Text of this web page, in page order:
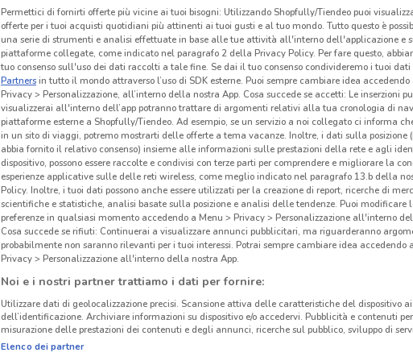
14.4 km
Gli
OBI
13
la
Permettici di fornirti offerte più vicine ai tuoi bisogni: Utilizzando Shopfully/Tiendeo puoi
offerte per i tuoi acquisti quotidiani più attinenti ai tuoi gusti e al tuo mondo. Tutto questo è
una serie di strumenti e analisi effettuate in base alle tue attività all'interno dell'applicazione e
piattaforme collegate, come indicato nel paragrafo 2 della Privacy Policy. Per fare questo,
tuo consenso sull'uso dei dati raccolti a tale fine. Se dai il tuo consenso condivideremo i tuoi dati
Partnersin tutto il mondo attraverso l’uso di SDK esterne. Puoi sempre cambiare idea accedendo
Privacy > Personalizzazione, all’interno della nostra App. Cosa succede se accetti: Le inserzioni
visualizzerai all'interno dell’app potranno trattare di argomenti relativi alla tua cronologia di
piattaforme esterne a Shopfully/Tiendeo. Ad esempio, se un servizio a noi collegato ci informa
in un sito di viaggi, potremo mostrarti delle offerte a tema vacanze. Inoltre, i dati sulla posizione
abbia fornito il relativo consenso) insieme alle informazioni sulle prestazioni della rete e agli
dispositivo, possono essere raccolte e condivisi con terze parti per comprendere e migliorare la
esperienze applicative sulle delle reti wireless, come meglio indicato nel paragrafo 13.b della
Policy. Inoltre, i tuoi dati possono anche essere utilizzati per la creazione di report, ricerche di
scientifiche e statistiche, analisi basate sulla posizione e analisi delle tendenze. Puoi modificare
preferenze in qualsiasi momento accedendo a Menu > Privacy > Personalizzazione all'interno
Cosa succede se rifiuti: Continuerai a visualizzare annunci pubblicitari, ma riguarderanno
probabilmente non saranno rilevanti per i tuoi interessi. Potrai sempre cambiare idea accedendo
Privacy > Personalizzazione all'interno della nostra App.
Noi e i nostri partner trattiamo i dati per fornire:
Utilizzare dati di geolocalizzazione precisi. Scansione attiva delle caratteristiche del dispositivo
dell’identificazione. Archiviare informazioni su dispositivo e/o accedervi. Pubblicità e contenuti
misurazione delle prestazioni dei contenuti e degli annunci, ricerche sul pubblico, sviluppo di
Elenco dei partner